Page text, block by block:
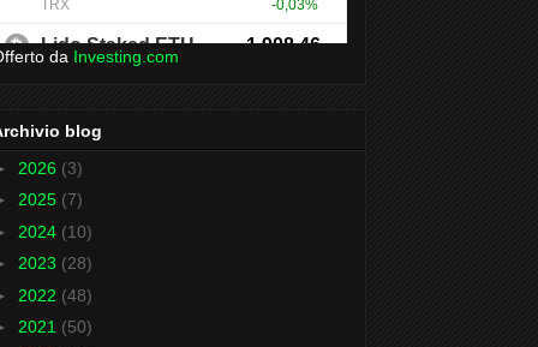
da Investing.com
blog
2026 (3)
2025 (7)
2024 (10)
2023 (28)
2022 (48)
2021 (50)